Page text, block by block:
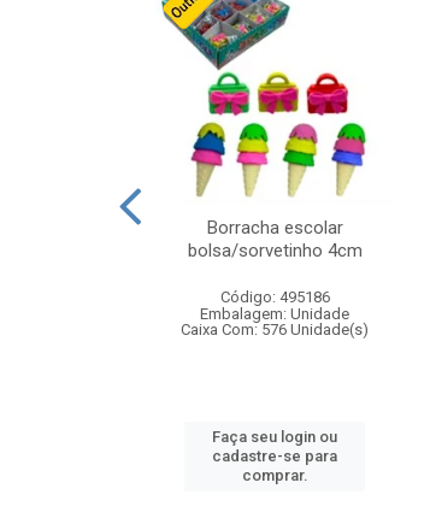
Borracha escolar
bolsa/sorvetinho 4cm
Código: 495186
Embalagem: Unidade
Caixa Com: 576 Unidade(s)
Faça seu login ou
cadastre-se para
comprar.